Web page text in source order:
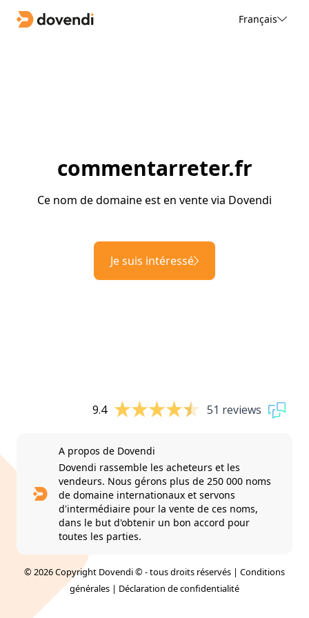
Français
commentarreter.fr
Ce nom de domaine est en vente via Dovendi
Je suis intéressé
9.4 51 reviews
A propos de Dovendi
Dovendi rassemble les acheteurs et les
vendeurs. Nous gérons plus de 250 000 noms
de domaine internationaux et servons
d'intermédiaire pour la vente de ces noms,
dans le but d'obtenir un bon accord pour
toutes les parties.
© 2026 Copyright Dovendi © - tous droits réservés | Conditions
générales | Déclaration de confidentialité